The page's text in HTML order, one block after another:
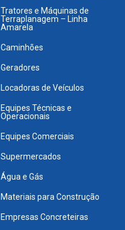
Tratores e Máquinas de
Terraplanagem – Linha
Amarela
Caminhões
Geradores
Locadoras de Veículos
Equipes Técnicas e
Operacionais
Equipes Comerciais
Supermercados
Água e Gás
Materiais para Construção
Empresas Concreteiras